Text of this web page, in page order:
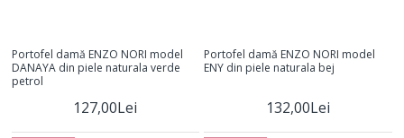
Portofel damă ENZO NORI model
DANAYA din piele naturala verde
petrol
127,00Lei
Portofel damă ENZO NORI model
ENY din piele naturala bej
132,00Lei